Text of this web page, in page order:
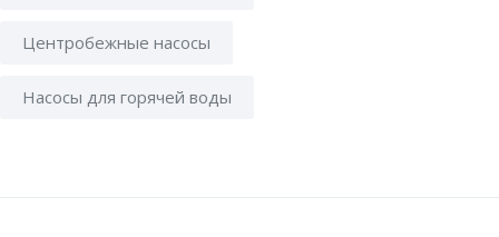
Центробежные насосы
Насосы для горячей воды